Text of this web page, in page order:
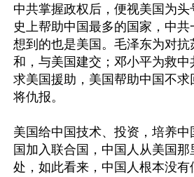
中共掌握政权后，便视美国为
史上帮助中国最多的国家，中
想到的也是美国。毛泽东为对
和，与美国建交；邓小平为救
求美国援助，美国帮助中国不求
将仇报。
美国给中国技术、投资，培养中
国加入联合国，中国人从美国
处，如此看来，中国人根本没有